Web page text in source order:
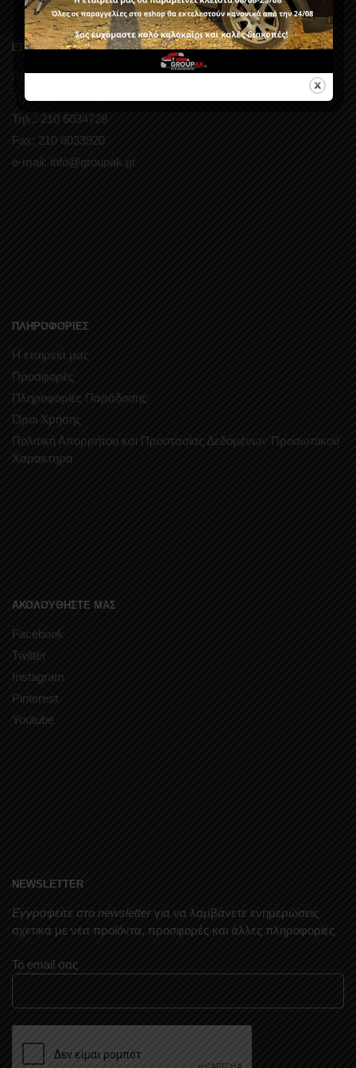
ΕΠΙΚΟΙΝΩΝΗΣΤΕ ΜΑΖΙ ΜΑΣ
Λεωφ. Μαραθώνος 146 – Παλλήνη
Τηλ.: 210 6034727
Τηλ.: 210 6034728
Fax: 210 6033920
e-mail: info@groupak.gr
ΠΛΗΡΟΦΟΡΙΕΣ
Η εταιρεία μας
Προσφορές
Πληροφορίες Παράδοσης
Όροι Χρήσης
Πολιτική Απορρήτου και Προστασίας Δεδομένων Προσωπικού
Χαρακτήρα
ΑΚΟΛΟΥΘΗΣΤΕ ΜΑΣ
Facebook
Twitter
Instagram
Pinterest
Youtube
NEWSLETTER
Εγγραφείτε στο newsletterγια να λαμβάνετε ενημερώσεις
σχετικά με νέα προϊόντα, προσφορές και άλλες πληροφορίες
Το email σας